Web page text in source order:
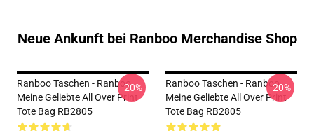
Neue Ankunft bei Ranboo Merchandise Shop
Ranboo Taschen - Ranboo
Meine Geliebte All Over Print
Tote Bag RB2805
-20%
Ranboo Taschen - Ranboo
Meine Geliebte All Over Print
Tote Bag RB2805
-20%